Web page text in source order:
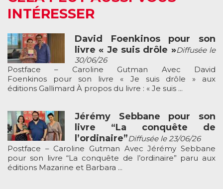
INTÉRESSER
David Foenkinos pour son
livre « Je suis drôle »Diffusée le
30/06/26
Postface – Caroline Gutman Avec David
Foenkinos pour son livre « Je suis drôle » aux
éditions Gallimard À propos du livre : « Je suis ...
Jérémy Sebbane pour son
livre “La conquête de
l’ordinaire”Diffusée le 23/06/26
Postface – Caroline Gutman Avec Jérémy Sebbane
pour son livre “La conquête de l’ordinaire” paru aux
éditions Mazarine et Barbara ...